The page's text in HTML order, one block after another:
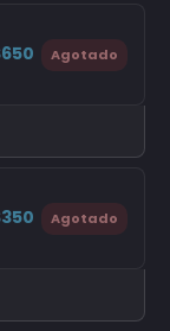
Agotado
Agotado